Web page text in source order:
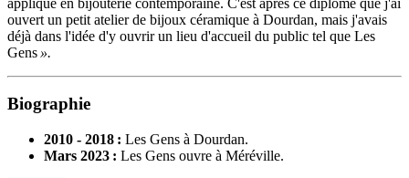
ouvert un petit atelier de bijoux céramique à Dourdan, mais j'avais
déjà dans l'idée d'y ouvrir un lieu d'accueil du public tel que Les
Gens ».
Biographie
2010 - 2018 : Les Gens à Dourdan.
Mars 2023 : Les Gens ouvre à Méréville.